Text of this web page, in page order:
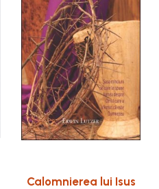
Calomnierea lui Isus